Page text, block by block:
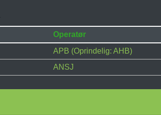
Operatør
APB (Oprindelig: AHB)
ANSJ